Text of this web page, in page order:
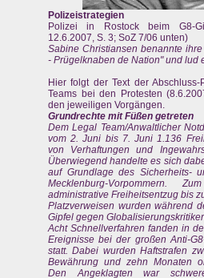
Polizeistrategien
Polizei in Rostock beim G8-
12.6.2007, S. 3; SoZ 7/06 unten)
Sabine Christiansen benannte
- Prügelknaben de Nation" und lud
Hier folgt der Text der Abschluss-
Teams bei den Protesten
den jeweiligen Vorgängen.
Grundrechte mit Füßen getreten
Dem Legal Team/Anwaltlicher
vom 2. Juni bis 7. Juni 1.136
von Verhaftungen und
Überwiegend handelte es sich
auf Grundlage des Sicherheits-
Mecklenburg-Vorpommern.
administrative Freiheitsentzug bis
Platzverweisen wurden während
Gipfel gegen
Acht Schnellverfahren fanden in
Ereignisse bei der großen Anti-
statt. Dabei wurden Haftstrafen
Bewährung und zehn Monaten
Den Angeklagten war